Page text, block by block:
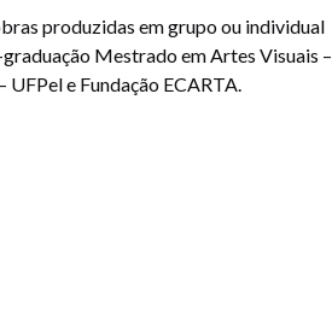
produzidas em grupo ou individual
Mestrado em Artes Visuais –
UFPel e Fundação ECARTA.